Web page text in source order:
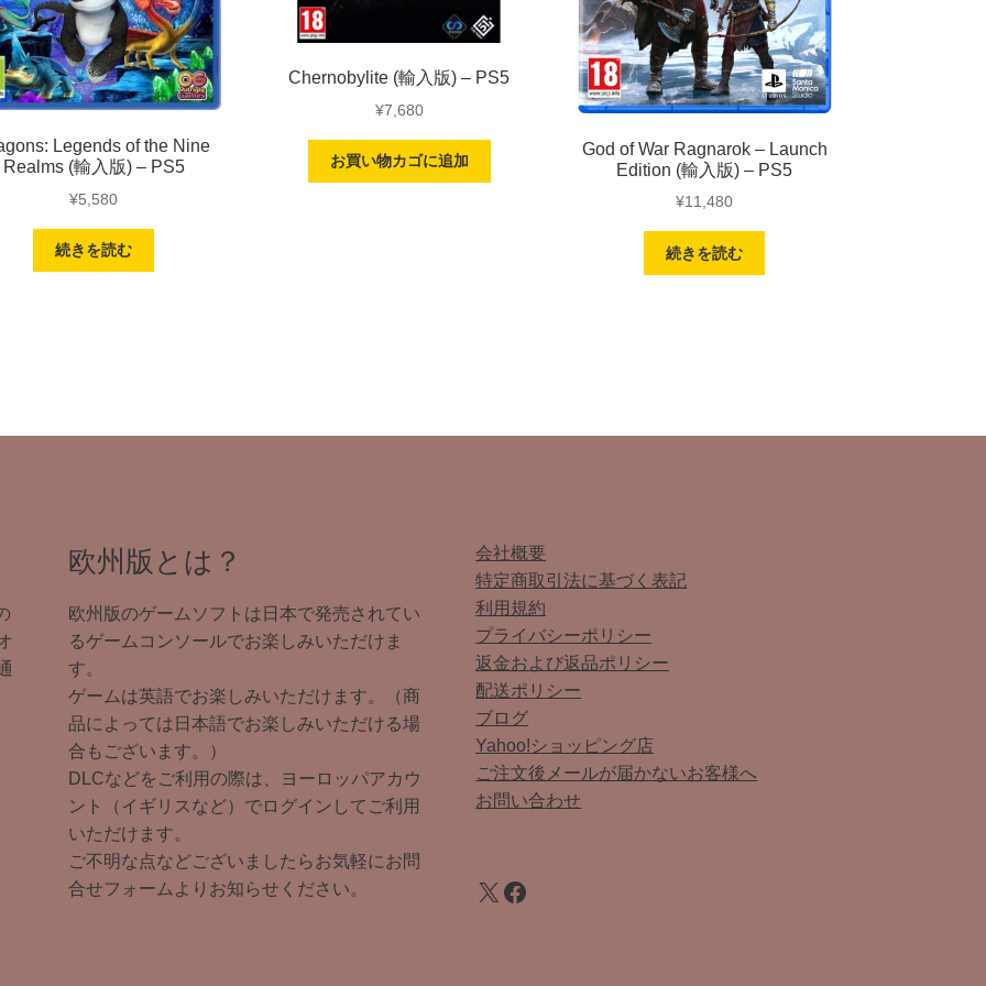
Legends of the Nine
Realms (輸入版) – PS5
¥5,580
続きを読む
Chernobylite (輸入版) – PS5
¥7,680
お買い物カゴに追加
God of War Ragnarok – Launch
Edition (輸入版) – PS5
¥11,480
続きを読む
欧州版とは？
欧州版のゲームソフトは日本で発売されてい
るゲームコンソールでお楽しみいただけま
す。
ゲームは英語でお楽しみいただけます。（商
品によっては日本語でお楽しみいただける場
合もございます。）
DLCなどをご利用の際は、ヨーロッパアカウ
ント（イギリスなど）でログインしてご利用
いただけます。
ご不明な点などございましたらお気軽にお問
合せフォームよりお知らせください。
会社概要
特定商取引法に基づく表記
利用規約
プライバシーポリシー
返金および返品ポリシー
配送ポリシー
ブログ
Yahoo!ショッピング店
ご注文後メールが届かないお客様へ
お問い合わせ
X Facebook